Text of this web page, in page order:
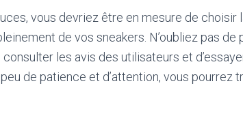
vous devriez être en mesure de choisir
de vos sneakers. N’oubliez pas de
les avis des utilisateurs et
de patience et d’attention, vous pourrez